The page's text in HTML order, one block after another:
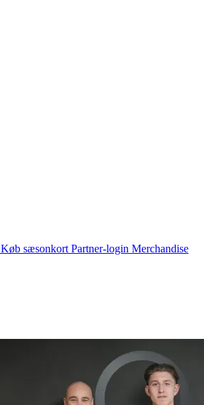
Køb sæsonkort Partner-login Merchandise